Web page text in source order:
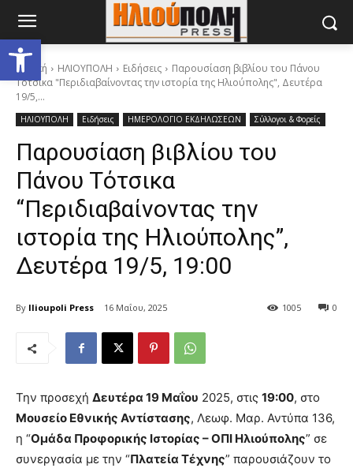
Ανοίξτε τη γραμμή εργαλείων
Αρχική ΗΛΙΟΥΠΟΛΗ Ειδήσεις
Παρουσίαση βιβλίου του Πάνου
Τότσικα "Περιδιαβαίνοντας την ιστορία της Ηλιούπολης", Δευτέρα
19/5,...
ΗΛΙΟΥΠΟΛΗ Ειδήσεις ΗΜΕΡΟΛΟΓΙΟ ΕΚΔΗΛΩΣΕΩΝ Σύλλογοι & Φορείς
Παρουσίαση βιβλίου του
Πάνου Τότσικα
“Περιδιαβαίνοντας την
ιστορία της Ηλιούπολης”,
Δευτέρα 19/5, 19:00
By Ilioupoli Press 16 Μαΐου, 2025 0
1005
Την προσεχή Δευτέρα 19 Μαΐου 2025, στις 19:00, στο
Μουσείο Εθνικής Αντίστασης, Λεωφ. Μαρ. Αντύπα 136,
η “Ομάδα Προφορικής Ιστορίας – ΟΠΙ Ηλιούπολης” σε
συνεργασία με την “Πλατεία Τέχνης” παρουσιάζουν το